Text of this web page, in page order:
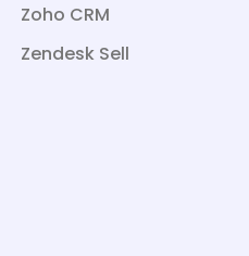
Zoho CRM
Zendesk Sell